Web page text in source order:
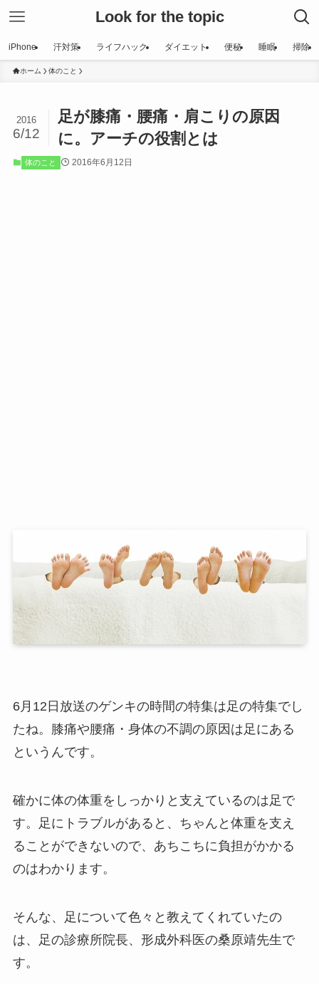
Look for the topic
iPhone 汗対策 ライフハック ダイエット 便秘 睡眠 掃除
ホーム 体のこと
足が膝痛・腰痛・肩こりの原因
に。アーチの役割とは
2016
6/12
体のこと 2016年6月12日
6月12日放送のゲンキの時間の特集は足の特集でし
たね。膝痛や腰痛・身体の不調の原因は足にある
というんです。
確かに体の体重をしっかりと支えているのは足で
す。足にトラブルがあると、ちゃんと体重を支え
ることができないので、あちこちに負担がかかる
のはわかります。
そんな、足について色々と教えてくれていたの
は、足の診療所院長、形成外科医の桑原靖先生で
す。